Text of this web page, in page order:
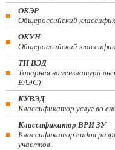
ОКЭР
Общероссийский
ОКУН
Общероссийский
ТН ВЭД
Товарная номенклатура
ЕАЭС)
КУВЭД
Классификатор услуг во
Классификатор ВРИ ЗУ
Классификатор видов
участков